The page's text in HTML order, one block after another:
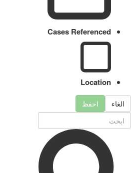
Cases Referenced
Location
الغاء احفظ